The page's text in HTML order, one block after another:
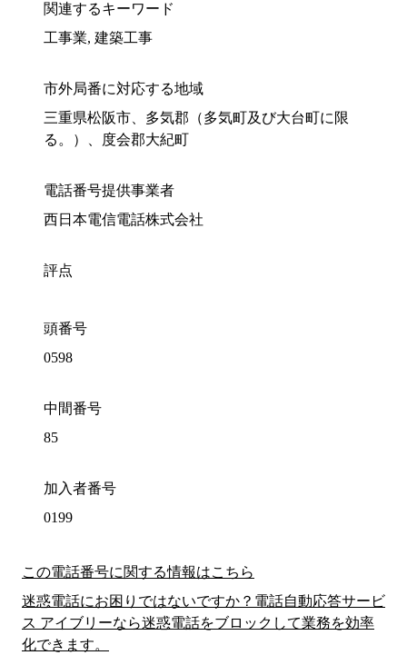
関連するキーワード
工事業, 建築工事
市外局番に対応する地域
三重県松阪市、多気郡（多気町及び大台町に限
る。）、度会郡大紀町
電話番号提供事業者
西日本電信電話株式会社
評点
頭番号
0598
中間番号
85
加入者番号
0199
この電話番号に関する情報はこちら
迷惑電話にお困りではないですか？電話自動応答サービ
ス アイブリーなら迷惑電話をブロックして業務を効率
化できます。